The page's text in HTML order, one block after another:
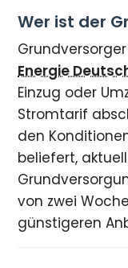
Wer ist der
Energie
Einzug oder
Stromtarif
den
beliefert, aktuell
von zwei
günstigeren